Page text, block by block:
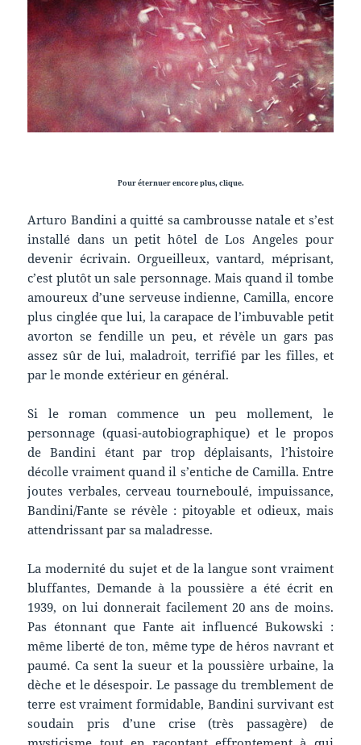
Pour éternuer encore plus, clique.
Arturo Bandini a quitté sa cambrousse natale et s’est
installé dans un petit hôtel de Los Angeles pour
devenir écrivain. Orgueilleux, vantard, méprisant,
c’est plutôt un sale personnage. Mais quand il tombe
amoureux d’une serveuse indienne, Camilla, encore
plus cinglée que lui, la carapace de l’imbuvable petit
avorton se fendille un peu, et révèle un gars pas
assez sûr de lui, maladroit, terrifié par les filles, et
par le monde extérieur en général.
Si le roman commence un peu mollement, le
personnage (quasi-autobiographique) et le propos
de Bandini étant par trop déplaisants, l’histoire
décolle vraiment quand il s’entiche de Camilla. Entre
joutes verbales, cerveau tourneboulé, impuissance,
Bandini/Fante se révèle : pitoyable et odieux, mais
attendrissant par sa maladresse.
La modernité du sujet et de la langue sont vraiment
bluffantes, Demande à la poussière a été écrit en
1939, on lui donnerait facilement 20 ans de moins.
Pas étonnant que Fante ait influencé Bukowski :
même liberté de ton, même type de héros navrant et
paumé. Ca sent la sueur et la poussière urbaine, la
dèche et le désespoir. Le passage du tremblement de
terre est vraiment formidable, Bandini survivant est
soudain pris d’une crise (très passagère) de